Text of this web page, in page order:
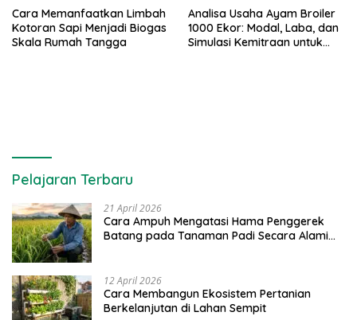
Cara Memanfaatkan Limbah
Kotoran Sapi Menjadi Biogas
Skala Rumah Tangga
Analisa Usaha Ayam Broiler
1000 Ekor: Modal, Laba, dan
Simulasi Kemitraan untuk
Pelajaran Terbaru
21 April 2026
Cara Ampuh Mengatasi Hama Penggerek
Batang pada Tanaman Padi Secara Alami
12 April 2026
Cara Membangun Ekosistem Pertanian
Berkelanjutan di Lahan Sempit